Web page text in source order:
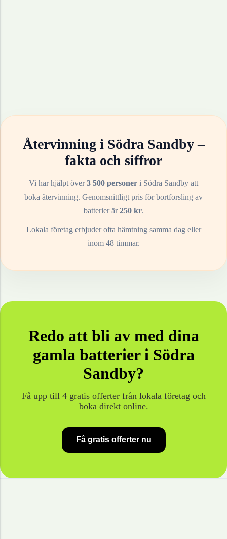
Återvinning i Södra Sandby–
fakta och siffror
Vi har hjälpt över3 500 personer i Södra Sandby att
boka återvinning. Genomsnittligt pris för bortforsling av
batterierär250kr.
Lokala företag erbjuder ofta hämtning samma dag eller
inom 48 timmar.
Redo att bli av med dina
gamla batterieri Södra
Sandby?
Få upp till 4 gratis offerter från lokala företag och
boka direkt online.
Få gratis offerter nu